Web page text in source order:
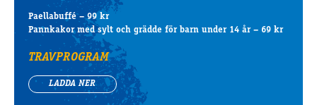
Paellabuffé – 99 kr
Pannkakor med sylt och grädde för barn under 14 år – 69 kr
TRAVPROGRAM
LADDA NER